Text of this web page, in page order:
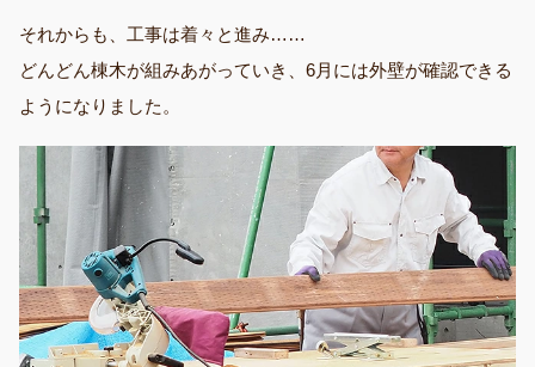
それからも、工事は着々と進み……
どんどん棟木が組みあがっていき、6月には外壁が確認できる
ようになりました。